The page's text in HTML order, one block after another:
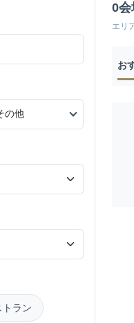
トラン
0会
エリ
お